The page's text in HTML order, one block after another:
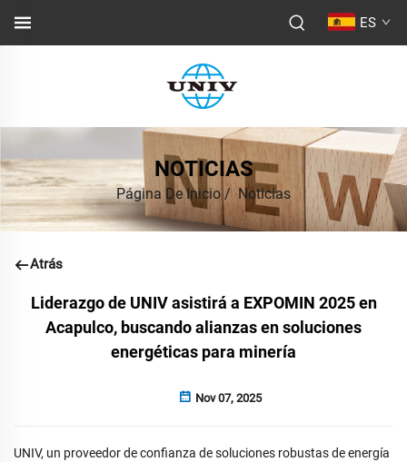
ES
NOTICIAS
Página De Inicio/ Noticias
Atrás
Liderazgo de UNIV asistirá a EXPOMIN 2025 en
Acapulco, buscando alianzas en soluciones
energéticas para minería
Nov 07, 2025
UNIV, un proveedor de confianza de soluciones robustas de energía